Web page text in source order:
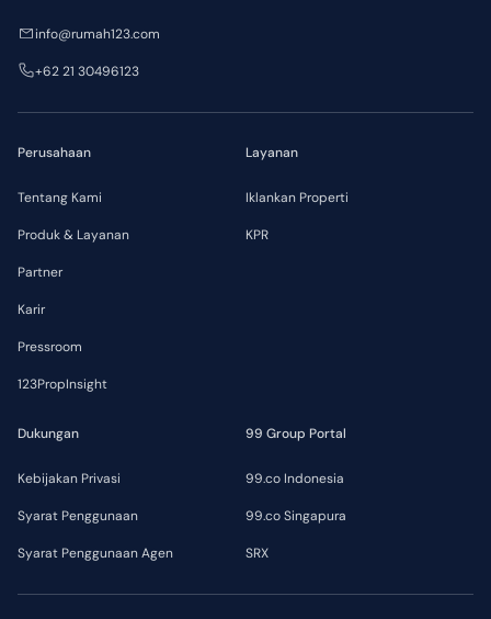
Perusahaan
Tentang Kami
Produk & Layanan
Partner
Karir
Pressroom
123PropInsight
Layanan
Iklankan Properti
KPR
Dukungan
Kebijakan Privasi
Syarat Penggunaan
Syarat Penggunaan Agen
99 Group Portal
99.co Indonesia
99.co Singapura
SRX
info@rumah123.com
+62 21 30496123